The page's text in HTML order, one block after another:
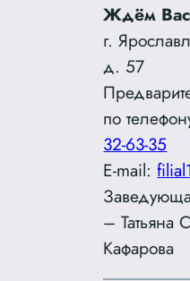
Ждём Вас
г.
д. 57
по
32-63-35
E-mail:
– Татьяна
Кафарова